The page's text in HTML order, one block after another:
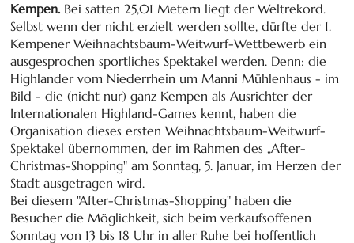
Kempen. Bei satten 25,01 Metern liegt der Weltrekord.
Selbst wenn der nicht erzielt werden sollte, dürfte der 1.
Kempener Weihnachtsbaum-Weitwurf-Wettbewerb ein
ausgesprochen sportliches Spektakel werden. Denn: die
Highlander vom Niederrhein um Manni Mühlenhaus - im
Bild - die (nicht nur) ganz Kempen als Ausrichter der
Internationalen Highland-Games kennt, haben die
Organisation dieses ersten Weihnachtsbaum-Weitwurf-
Spektakel übernommen, der im Rahmen des „After-
Christmas-Shopping" am Sonntag, 5. Januar, im Herzen der
Stadt ausgetragen wird.
Bei diesem "After-Christmas-Shopping" haben die
Besucher die Möglichkeit, sich beim verkaufsoffenen
Sonntag von 13 bis 18 Uhr in aller Ruhe bei hoffentlich